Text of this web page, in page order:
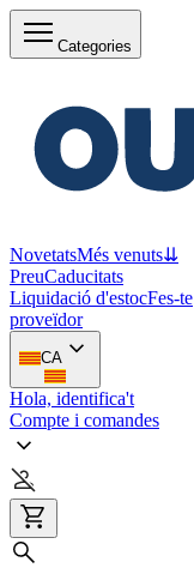
Categories
NovetatsMés venuts⇊
PreuCaducitats
Liquidació d'estocFes-te
proveïdor
CA
Hola, identifica't
Compte i comandes